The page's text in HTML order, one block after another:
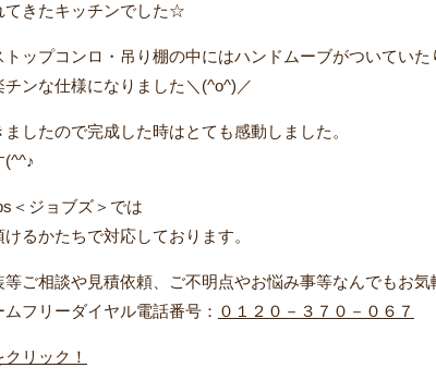
てきたキッチンでした☆
ップコンロ・吊り棚の中にはハンドムーブがついていた
ンな仕様になりました＼(^o^)／
したので完成した時はとても感動しました。
＜ジョブズ＞では
るかたちで対応しております。
ご相談や見積依頼、ご不明点やお悩み事等なんでもお気
フリーダイヤル電話番号： ０１２０－３７０－０６７
リック！